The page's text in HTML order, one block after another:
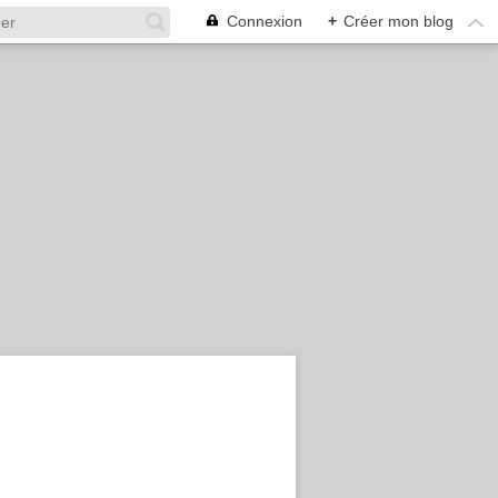
Connexion + Créer mon blog